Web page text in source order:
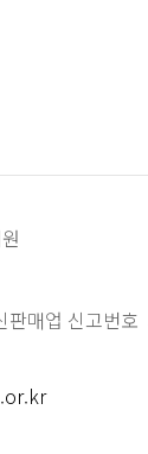
판매업 신고번호